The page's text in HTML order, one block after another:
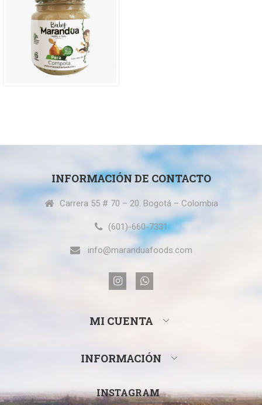
INFORMACIÓN DE CONTACTO
Carrera 55 # 70 – 20. Bogotá – Colombia
(601)-660-7331
info@maranduafoods.com
MI CUENTA
INFORMACIÓN
INSTAGRAM